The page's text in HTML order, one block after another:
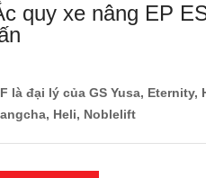
quy xe nâng EP
là đại lý của GS Yusa, Eternity,
Heli, Noblelift